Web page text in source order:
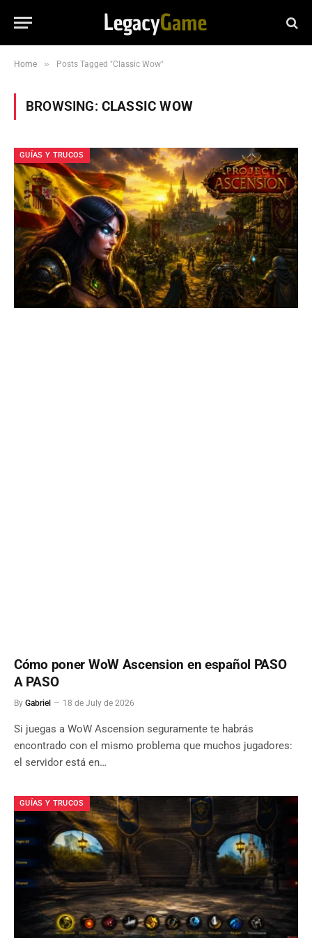
Home » Posts Tagged "Classic Wow"
BROWSING: CLASSIC WOW
GUÍAS Y TRUCOS
Cómo poner WoW Ascension en español PASO
A PASO
By Gabriel 18 de July de 2026
Si juegas a WoW Ascension seguramente te habrás
encontrado con el mismo problema que muchos jugadores:
el servidor está en…
GUÍAS Y TRUCOS